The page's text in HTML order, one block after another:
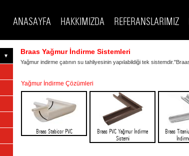
ANASAYFA HAKKIMIZDA REFERANSLARIMIZ
Braas Yağmur İndirme Sistemleri
Yağmur indirme çatının su tahliyesinin yapılabildiği tek
Yağmur İndirme Çözümleri
Braas Stabicor PVC
Braas PVC Yağmur İndirme
Sistemi
Braas